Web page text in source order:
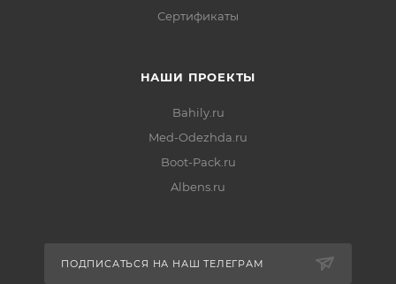
Сертификаты
НАШИ ПРОЕКТЫ
Bahily.ru
Med-Odezhda.ru
Boot-Pack.ru
Albens.ru
ПОДПИСАТЬСЯ НА НАШ ТЕЛЕГРАМ